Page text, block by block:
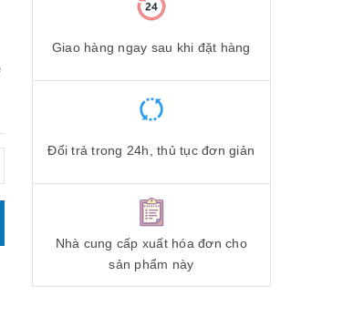
Giao hàng ngay sau khi đặt hàng
Đổi trả trong 24h, thủ tục đơn giản
Nhà cung cấp xuất hóa đơn cho
sản phẩm này